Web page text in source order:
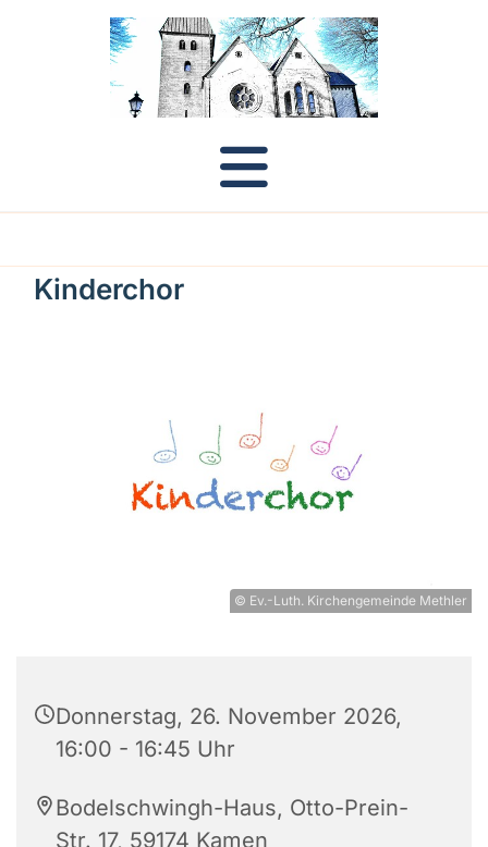
Kinderchor
© Ev.-Luth. Kirchengemeinde Methler
Donnerstag, 26. November 2026,
16:00 - 16:45 Uhr
Bodelschwingh-Haus, Otto-Prein-
Str. 17, 59174 Kamen